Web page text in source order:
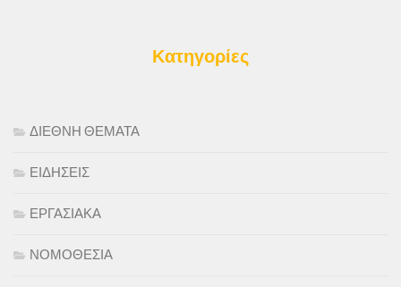
Κατηγορίες
ΔΙΕΘΝΗ ΘΕΜΑΤΑ
ΕΙΔΗΣΕΙΣ
ΕΡΓΑΣΙΑΚΑ
ΝΟΜΟΘΕΣΙΑ